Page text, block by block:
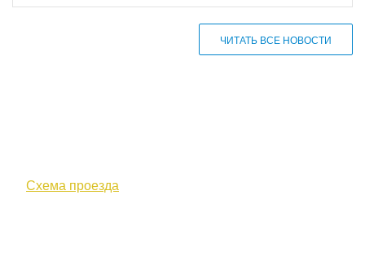
ЧИТАТЬ ВСЕ НОВОСТИ
Схема проезда